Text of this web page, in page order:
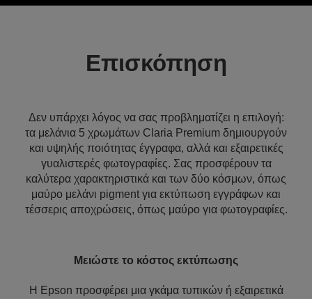
Επισκόπηση
Δεν υπάρχει λόγος να σας προβληματίζει η επιλογή:
τα μελάνια 5 χρωμάτων Claria Premium δημιουργούν
και υψηλής ποιότητας έγγραφα, αλλά και εξαιρετικές
γυαλιστερές φωτογραφίες. Σας προσφέρουν τα
καλύτερα χαρακτηριστικά και των δύο κόσμων, όπως
μαύρο μελάνι pigment για εκτύπωση εγγράφων και
τέσσερις αποχρώσεις, όπως μαύρο για φωτογραφίες.
Μειώστε το κόστος εκτύπωσης
Η Epson προσφέρει μια γκάμα τυπικών ή εξαιρετικά